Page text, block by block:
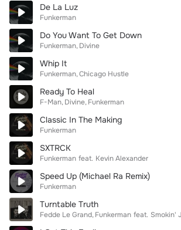
De La Luz
Funkerman
Do You Want To Get Down
Funkerman Divine
Whip It
Funkerman Chicago Hustle
Ready To Heal
F-Man Divine Funkerman
Classic In The Making
Funkerman
SXTRCK
Funkerman feat. Kevin Alexander
Speed Up (Michael Ra Remix)
Funkerman
Turntable Truth
Fedde Le Grand Funkerman feat. Smokin'